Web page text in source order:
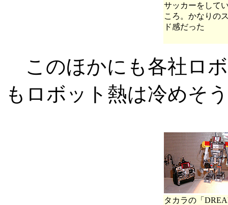
サッカーをして
ころ。かなりの
ド感だった
このほかにも各社ロ
もロボット熱は冷めそ
タカラの「